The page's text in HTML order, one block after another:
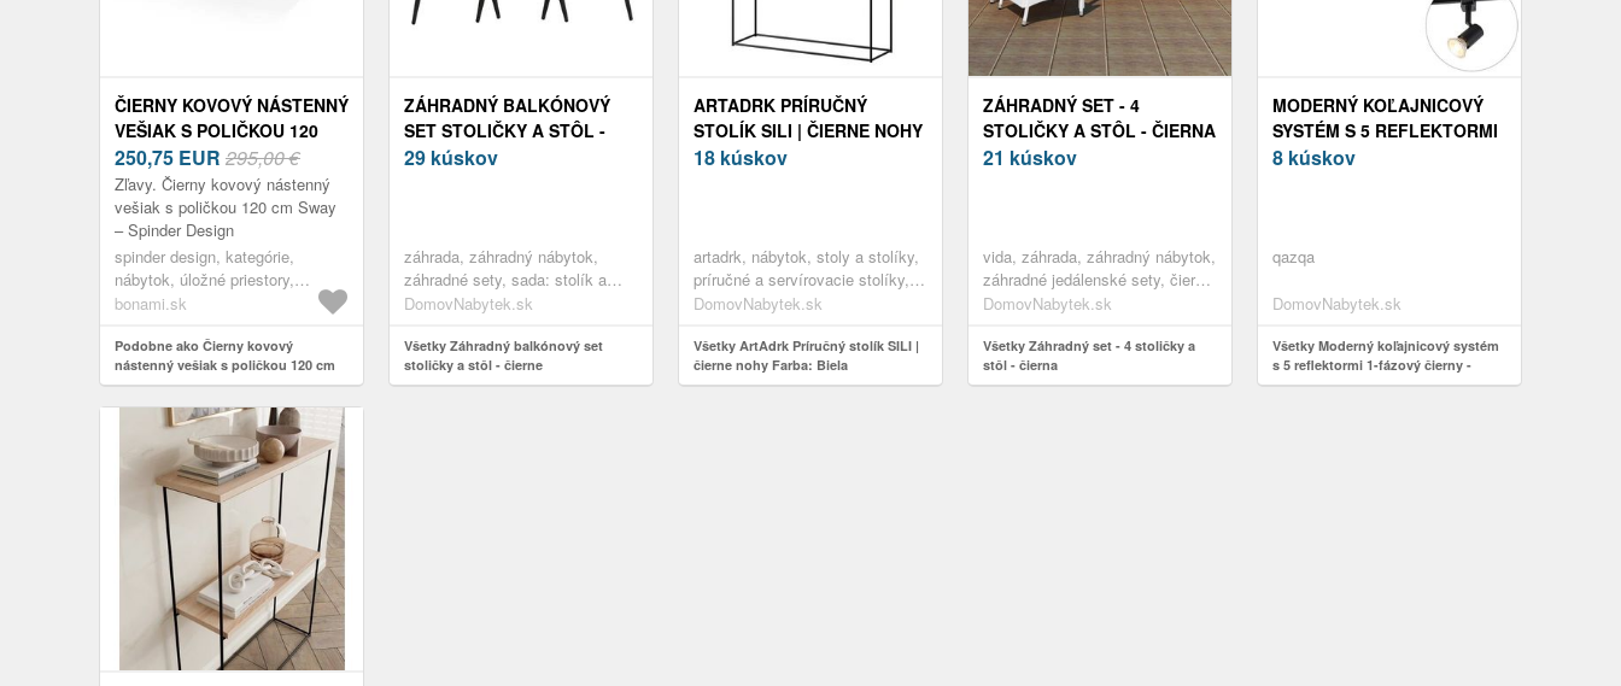
ČIERNY KOVOVÝ NÁSTENNÝ
VEŠIAK S POLIČKOU 120
CM SWAY – SPINDER
DESIGN
250,75 EUR 295,00 €
Zľavy. Čierny kovový nástenný
vešiak s poličkou 120 cm Sway
– Spinder Design
spinder design, kategórie,
nábytok, úložné priestory,
vešiaky a stojany na oblečenie,
bonami.sk
Podobne ako Čierny kovový
nástenný vešiak s poličkou 120 cm
Sway – Spinder Design
ZÁHRADNÝ BALKÓNOVÝ
SET STOLIČKY A STÔL -
ČIERNE
29 kúskov
záhrada, záhradný nábytok,
záhradné sety, sada: stolík a
záhradné kreslá, balkón a terasa,
nábytok, nábytok
DomovNabytek.sk
Všetky Záhradný balkónový set
stoličky a stôl - čierne
ARTADRK PRÍRUČNÝ
STOLÍK SILI | ČIERNE NOHY
FARBA: BIELA
18 kúskov
artadrk, nábytok, stoly a stolíky,
príručné a servírovacie stolíky,
biely lesk, laminát
DomovNabytek.sk
Všetky ArtAdrk Príručný stolík SILI |
čierne nohy Farba: Biela
ZÁHRADNÝ SET - 4
STOLIČKY A STÔL - ČIERNA
21 kúskov
vida, záhrada, záhradný nábytok,
záhradné jedálenské sety, čierna,
umelý ratan, kov
DomovNabytek.sk
Všetky Záhradný set - 4 stoličky a
stôl - čierna
MODERNÝ KOĽAJNICOVÝ
SYSTÉM S 5 REFLEKTORMI
1-FÁZOVÝ ČIERNY - JEANY
8 kúskov
qazqa
DomovNabytek.sk
Všetky Moderný koľajnicový systém
s 5 reflektormi 1-fázový čierny -
Jeany